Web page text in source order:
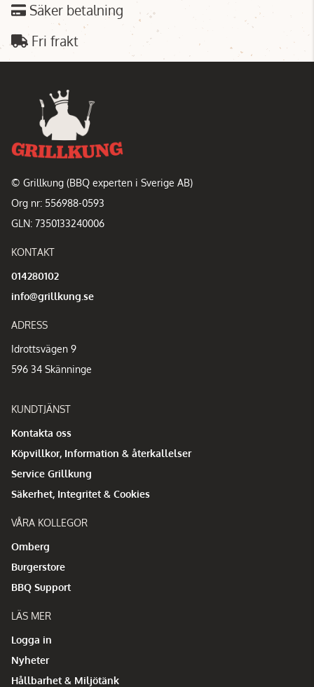
Säker betalning
Fri frakt
© Grillkung (BBQ experten i Sverige AB)
Org nr: 556988-0593
GLN: 7350133240006
KONTAKT
014280102
info@grillkung.se
ADRESS
Idrottsvägen 9
596 34 Skänninge
KUNDTJÄNST
Kontakta oss
Köpvillkor, Information & återkallelser
Service Grillkung
Säkerhet, Integritet & Cookies
VÅRA KOLLEGOR
Omberg
Burgerstore
BBQ Support
LÄS MER
Logga in
Nyheter
Hållbarhet & Miljötänk